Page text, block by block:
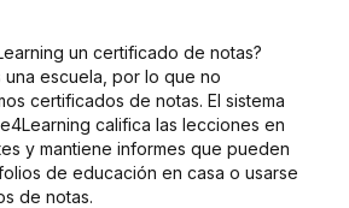
un certificado de notas?
una escuela, por lo que no
certificados de notas. El sistema
califica las lecciones en
y mantiene informes que pueden
de educación en casa o usarse
de notas.